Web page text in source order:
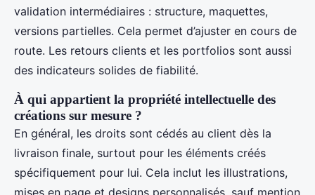
validation intermédiaires : structure, maquettes,
versions partielles. Cela permet d’ajuster en cours de
route. Les retours clients et les portfolios sont aussi
des indicateurs solides de fiabilité.
À qui appartient la propriété intellectuelle des
créations sur mesure ?
En général, les droits sont cédés au client dès la
livraison finale, surtout pour les éléments créés
spécifiquement pour lui. Cela inclut les illustrations,